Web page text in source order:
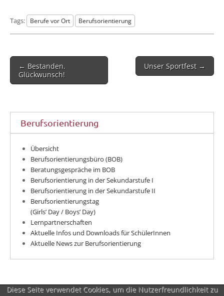
Tags: Berufe vor Ort Berufsorientierung
Post
navigation
← Bestanden.
Glückwunsch!
Unser Sportfest →
Berufsorientierung
Übersicht
Berufsorientierungsbüro (BOB)
Beratungsgespräche im BOB
Berufsorientierung in der Sekundarstufe I
Berufsorientierung in der Sekundarstufe II
Berufsorientierungstag
(Girls’ Day / Boys’ Day)
Lernpartnerschaften
Aktuelle Infos und Downloads für SchülerInnen
Aktuelle News zur Berufsorientierung
Diese Seite verwendet Cookies, um die Nutzerfreundlichkeit zu